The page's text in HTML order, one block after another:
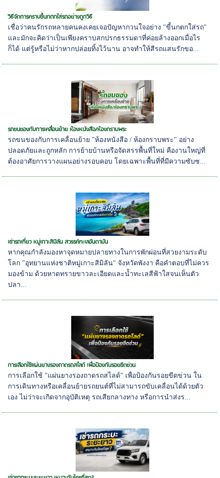
วิธีจัดการคราบขี้นกตกใส่รถอย่างถูกวิธี
เชื่อว่าคนรักรถหลายคนคงเคยเจอปัญหากวนใจอย่าง "ขี้นกตกใส่รถ"
และมักจะคิดว่าเป็นเพียงคราบสกปรกธรรมดาที่ค่อยล้างออกเมื่อไร
ก็ได้ แต่รู้หรือไม่ว่าหากปล่อยทิ้งไว้นาน อาจทำให้สีรถแสนรักขอ...
รถขนของกับการเคลื่อนย้าย ห้องหนังสือ/ห้องกราบพระ
รถขนของกับการเคลื่อนย้าย "ห้องหนังสือ / ห้องกราบพระ" อย่าง
ปลอดภัยและถูกหลัก การย้ายบ้านหรือจัดสรรพื้นที่ใหม่ คืองานใหญ่ที่
ต้องอาศัยการวางแผนอย่างรอบคอบ โดยเฉพาะพื้นที่ที่มีความซับซ...
เช่ารถเที่ยว หมู่เกาะสิมิลัน สวรรค์ทะเลอันดามัน
หากคุณกำลังมองหาจุดหมายปลายทางในการพักผ่อนที่สวยงามระดับ
โลก "อุทยานแห่งชาติหมู่เกาะสิมิลัน" จังหวัดพังงา คือคำตอบที่ไม่ควร
มองข้าม ด้วยหาดทรายขาวละเอียดและน้ำทะเลสีฟ้าใสจนเห็นตัว
ปลา...
การเลือกใช้แผ่นยางรองถาดรถสไลด์ เพื่อป้องกันรอยขีดข่วน
การเลือกใช้ "แผ่นยางรองถาดรถสไลด์" เพื่อป้องกันรอยขีดข่วน ใน
การเดินทางหรือเคลื่อนย้ายรถยนต์ที่ไม่สามารถขับเคลื่อนได้ด้วยตัว
เอง ไม่ว่าจะเกิดจากอุบัติเหตุ รถเสียกลางทาง หรือการนำส่งร...